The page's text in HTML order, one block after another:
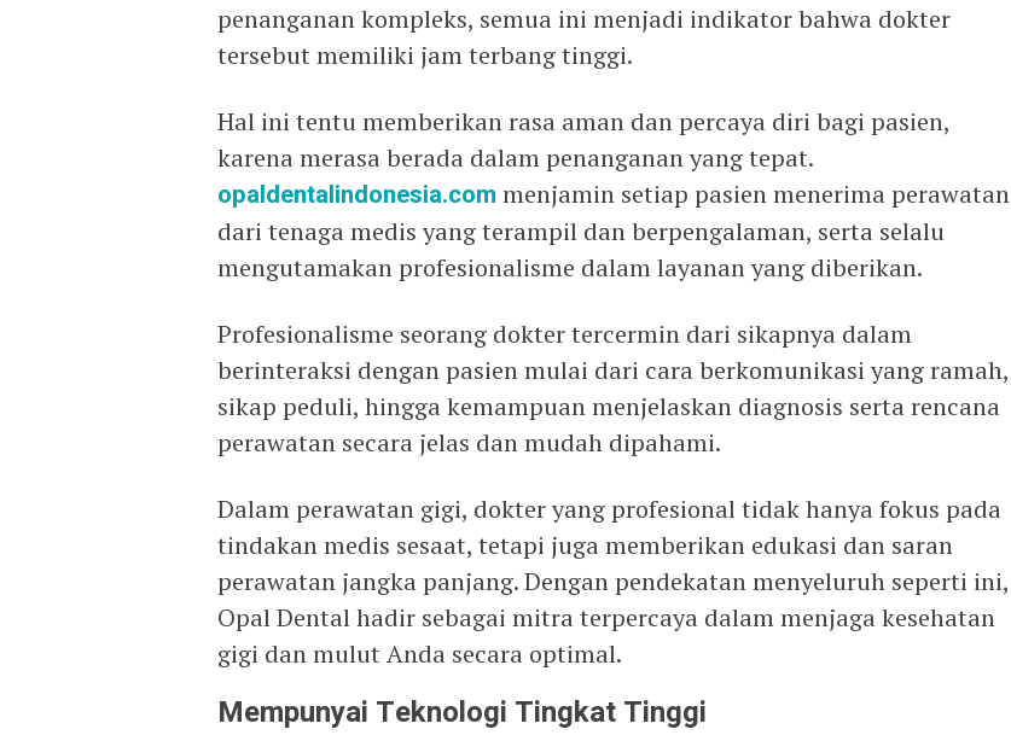
penanganan kompleks, semua ini menjadi indikator bahwa dokter
tersebut memiliki jam terbang tinggi.
Hal ini tentu memberikan rasa aman dan percaya diri bagi pasien,
karena merasa berada dalam penanganan yang tepat.
opaldentalindonesia.com menjamin setiap pasien menerima perawatan
dari tenaga medis yang terampil dan berpengalaman, serta selalu
mengutamakan profesionalisme dalam layanan yang diberikan.
Profesionalisme seorang dokter tercermin dari sikapnya dalam
berinteraksi dengan pasien mulai dari cara berkomunikasi yang ramah,
sikap peduli, hingga kemampuan menjelaskan diagnosis serta rencana
perawatan secara jelas dan mudah dipahami.
Dalam perawatan gigi, dokter yang profesional tidak hanya fokus pada
tindakan medis sesaat, tetapi juga memberikan edukasi dan saran
perawatan jangka panjang. Dengan pendekatan menyeluruh seperti ini,
Opal Dental hadir sebagai mitra terpercaya dalam menjaga kesehatan
gigi dan mulut Anda secara optimal.
Mempunyai Teknologi Tingkat Tinggi